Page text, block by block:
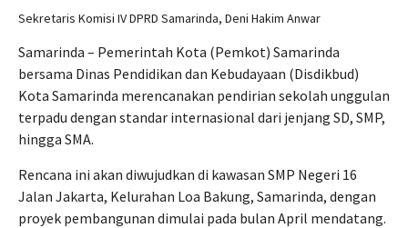
Sekretaris Komisi IV DPRD Samarinda, Deni Hakim Anwar
Samarinda – Pemerintah Kota (Pemkot) Samarinda
bersama Dinas Pendidikan dan Kebudayaan (Disdikbud)
Kota Samarinda merencanakan pendirian sekolah unggulan
terpadu dengan standar internasional dari jenjang SD, SMP,
hingga SMA.
Rencana ini akan diwujudkan di kawasan SMP Negeri 16
Jalan Jakarta, Kelurahan Loa Bakung, Samarinda, dengan
proyek pembangunan dimulai pada bulan April mendatang.